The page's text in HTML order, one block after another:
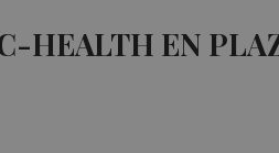
HEALTH EN